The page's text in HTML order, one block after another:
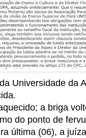
Universidade da
a briga
do ponto de
última (06), a